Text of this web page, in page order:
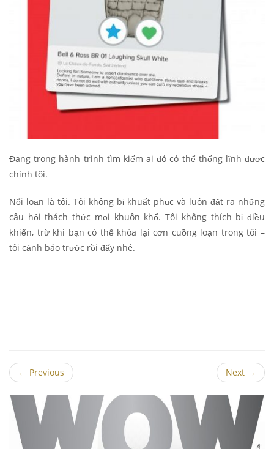
Đang trong hành trình tìm kiếm ai đó có thể thống lĩnh được
chính tôi.
Nổi loạn là tôi. Tôi không bị khuất phục và luôn đặt ra những
câu hỏi thách thức mọi khuôn khổ. Tôi không thích bị điều
khiển, trừ khi bạn có thể khóa lại cơn cuồng loạn trong tôi –
tôi cảnh báo trước rồi đấy nhé.
← Previous Next →